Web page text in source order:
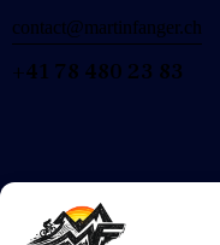
contact@martinfanger.ch
+41 78 480 23 83